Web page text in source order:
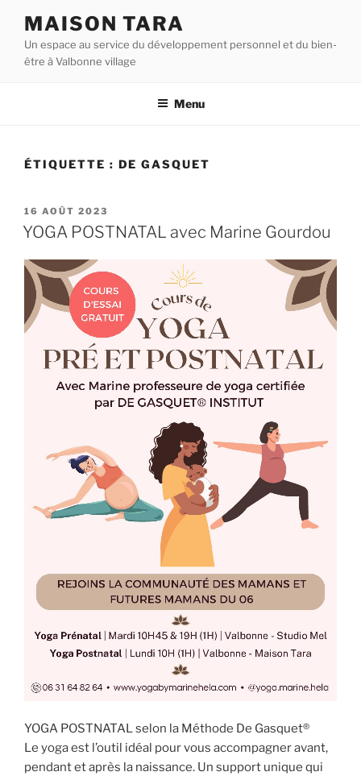
contenu
principal
MAISON TARA
Un espace au service du développement personnel et du bien-
être à Valbonne village
Menu
ÉTIQUETTE : DE GASQUET
PUBLIÉ
LE
16 AOÛT 2023
YOGA POSTNATAL avec Marine Gourdou
YOGA POSTNATAL selon la Méthode De Gasquet®
Le yoga est l’outil idéal pour vous accompagner avant,
pendant et après la naissance. Un support unique qui